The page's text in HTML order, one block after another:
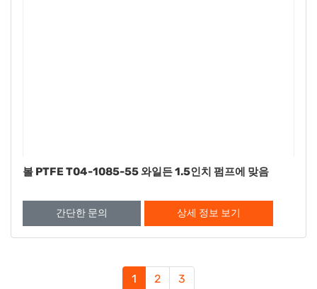
볼 PTFE T04-1085-55 와일든 1.5인치 펌프에 맞음
간단한 문의 상세 정보 보기
1 2 3